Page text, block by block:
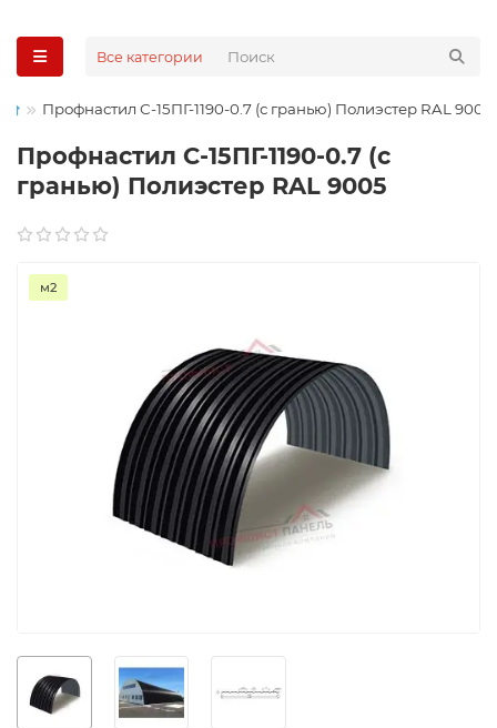
Все категории
Профнастил С-15ПГ-1190-0.7 (с гранью) Полиэстер RAL 9005
Профнастил С-15ПГ-1190-0.7 (с
гранью) Полиэстер RAL 9005
м2